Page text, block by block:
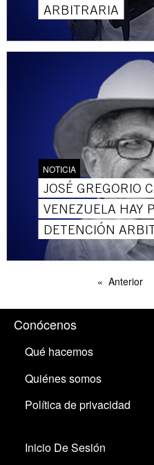
ARBITRARIA
NOTICIA
JOSÉ GREGORIO
VENEZUELA HAY
DETENCIÓN
Anterior
Conócenos
Qué hacemos
Quiénes somos
Política de privacidad
Inicio De Sesión